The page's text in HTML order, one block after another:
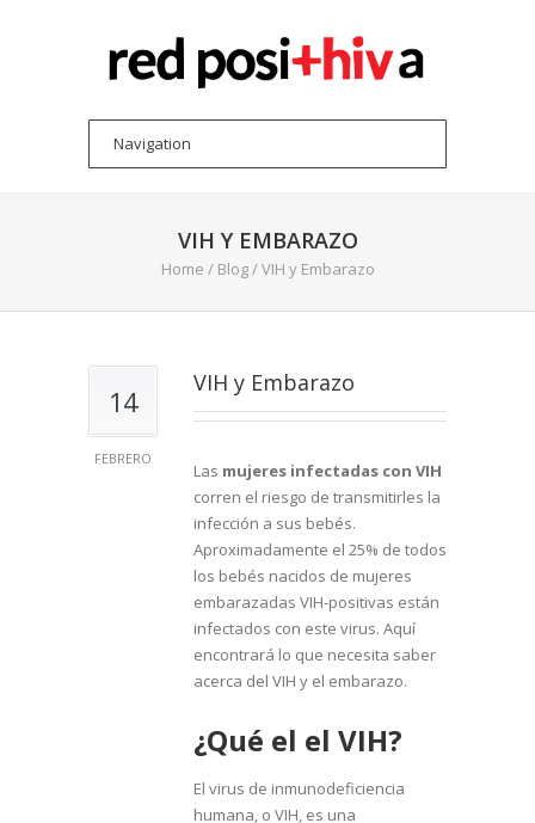
VIH Y EMBARAZO
Home / Blog/VIH y Embarazo
14
FEBRERO
VIH y Embarazo
Las mujeres infectadas con VIH
corren el riesgo de transmitirles la
infección a sus bebés.
Aproximadamente el 25% de todos
los bebés nacidos de mujeres
embarazadas VIH-positivas están
infectados con este virus. Aquí
encontrará lo que necesita saber
acerca del VIH y el embarazo.
¿Qué el el VIH?
El virus de inmunodeficiencia
humana, o VIH, es una